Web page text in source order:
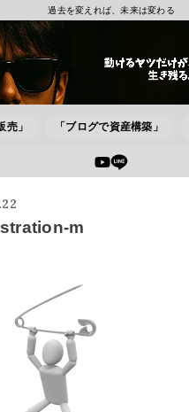
過去を変えれば、未来は変わる
売」 「ブログで資産構築」
m